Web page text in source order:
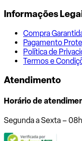
Informações
Compra
Pagamento
Política de
Termos e
Atendimento
Horário de
Segunda a Sexta –